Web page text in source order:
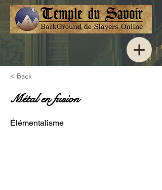
< Back
Métal en fusion
Élémentalisme